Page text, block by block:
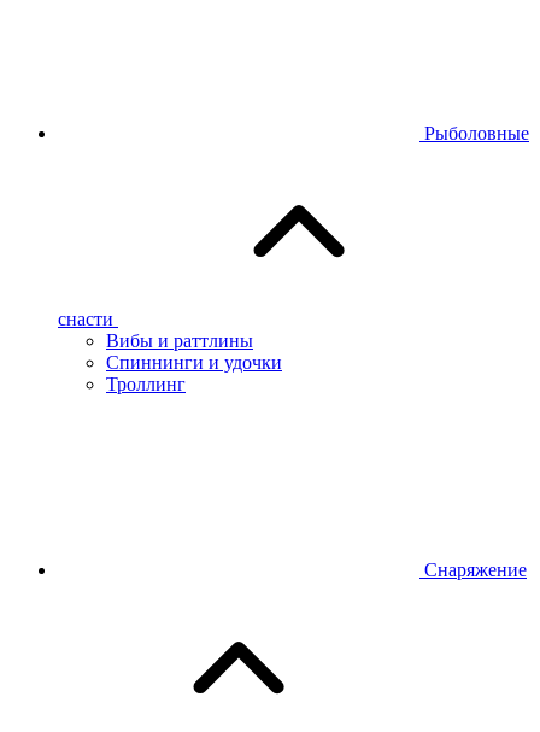
Рыболовные
снасти
Вибы и раттлины
Спиннинги и удочки
Троллинг
Снаряжение